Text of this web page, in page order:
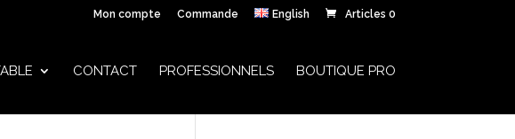
Mon compte Commande English Articles 0
CONTACT PROFESSIONNELS BOUTIQUE PRO